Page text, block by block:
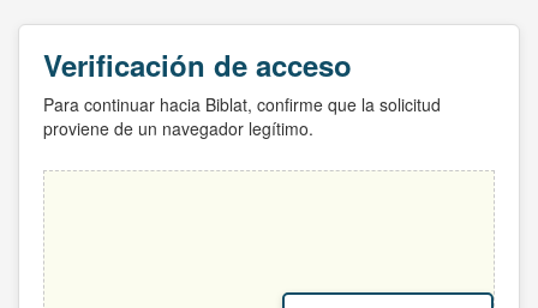
Verificación de acceso
Para continuar hacia Biblat, confirme que la solicitud
proviene de un navegador legítimo.